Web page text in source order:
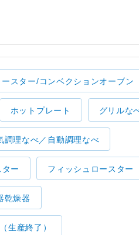
スター/コンベクションオーブン
ホットプレート グリルな
調理なべ／自動調理なべ
ー フィッシュロースター
乾燥器
生産終了）